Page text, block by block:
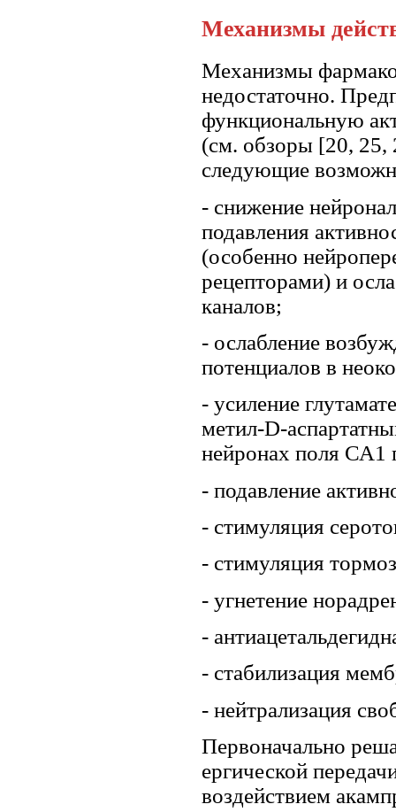
Механизмы
Механизмы
недостаточно.
функциональную
(см. обзоры [20, 25,
следующие
- снижение
подавления
(особенно
рецепторами) и
каналов;
- ослабление
потенциалов в
- усиление
метил-D-
нейронах поля СА1
- подавление
- стимуляция
- стимуляция
- угнетение
-
- стабилизация
- нейтрализация
Первоначально
ергической
воздействием